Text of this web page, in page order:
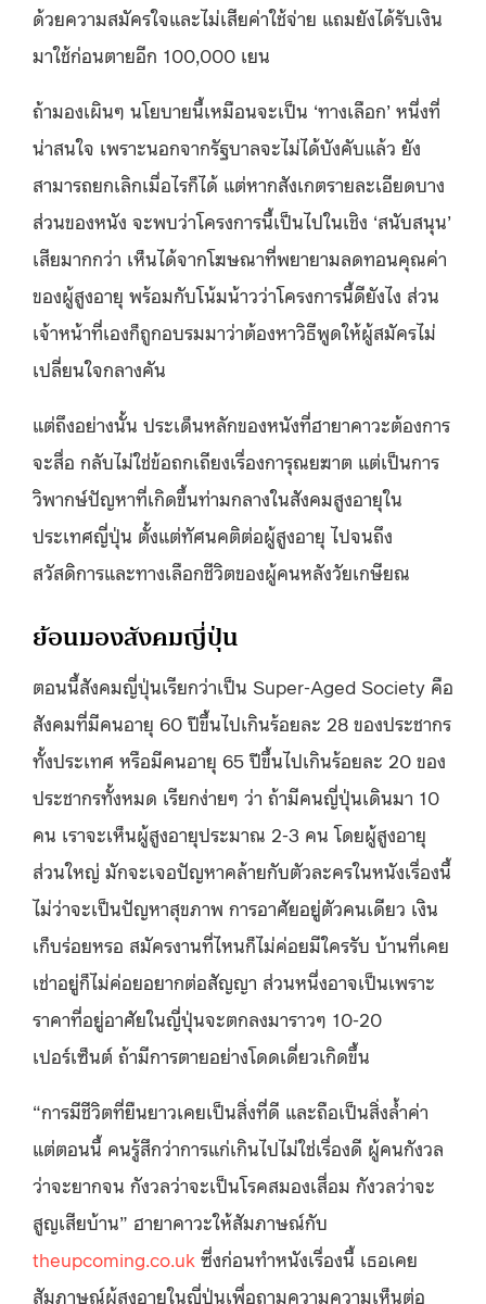
ด้วยความสมัครใจและไม่เสียค่าใช้จ่าย แถมยังได้รับเงิน
มาใช้ก่อนตายอีก 100,000 เยน
ถ้ามองเผินๆ นโยบายนี้เหมือนจะเป็น ‘ทางเลือก’ หนึ่งที่
น่าสนใจ เพราะนอกจากรัฐบาลจะไม่ได้บังคับแล้ว ยัง
สามารถยกเลิกเมื่อไรก็ได้ แต่หากสังเกตรายละเอียดบาง
ส่วนของหนัง จะพบว่าโครงการนี้เป็นไปในเชิง ‘สนับสนุน’
เสียมากกว่า เห็นได้จากโฆษณาที่พยายามลดทอนคุณค่า
ของผู้สูงอายุ พร้อมกับโน้มน้าวว่าโครงการนี้ดียังไง ส่วน
เจ้าหน้าที่เองก็ถูกอบรมมาว่าต้องหาวิธีพูดให้ผู้สมัครไม่
เปลี่ยนใจกลางคัน
แต่ถึงอย่างนั้น ประเด็นหลักของหนังที่ฮายาคาวะต้องการ
จะสื่อ กลับไม่ใช่ข้อถกเถียงเรื่องการุณยฆาต แต่เป็นการ
วิพากษ์ปัญหาที่เกิดขึ้นท่ามกลางในสังคมสูงอายุใน
ประเทศญี่ปุ่น ตั้งแต่ทัศนคติต่อผู้สูงอายุ ไปจนถึง
สวัสดิการและทางเลือกชีวิตของผู้คนหลังวัยเกษียณ
ย้อนมองสังคมญี่ปุ่น
ตอนนี้สังคมญี่ปุ่นเรียกว่าเป็น Super-Aged Society คือ
สังคมที่มีคนอายุ 60 ปีขึ้นไปเกินร้อยละ 28 ของประชากร
ทั้งประเทศ หรือมีคนอายุ 65 ปีขึ้นไปเกินร้อยละ 20 ของ
ประชากรทั้งหมด เรียกง่ายๆ ว่า ถ้ามีคนญี่ปุ่นเดินมา 10
คน เราจะเห็นผู้สูงอายุประมาณ 2-3 คน โดยผู้สูงอายุ
ส่วนใหญ่ มักจะเจอปัญหาคล้ายกับตัวละครในหนังเรื่องนี้
ไม่ว่าจะเป็นปัญหาสุขภาพ การอาศัยอยู่ตัวคนเดียว เงิน
เก็บร่อยหรอ สมัครงานที่ไหนก็ไม่ค่อยมีใครรับ บ้านที่เคย
เช่าอยู่ก็ไม่ค่อยอยากต่อสัญญา ส่วนหนึ่งอาจเป็นเพราะ
ราคาที่อยู่อาศัยในญี่ปุ่นจะตกลงมาราวๆ 10-20
เปอร์เซ็นต์ ถ้ามีการตายอย่างโดดเดี่ยวเกิดขึ้น
“การมีชีวิตที่ยืนยาวเคยเป็นสิ่งที่ดี และถือเป็นสิ่งล้ำค่า
แต่ตอนนี้ คนรู้สึกว่าการแก่เกินไปไม่ใช่เรื่องดี ผู้คนกังวล
ว่าจะยากจน กังวลว่าจะเป็นโรคสมองเสื่อม กังวลว่าจะ
สูญเสียบ้าน” ฮายาคาวะให้สัมภาษณ์กับ
theupcoming.co.uk ซึ่งก่อนทำหนังเรื่องนี้ เธอเคย
สัมภาษณ์ผู้สูงอายุในญี่ปุ่นเพื่อถามความความเห็นต่อ